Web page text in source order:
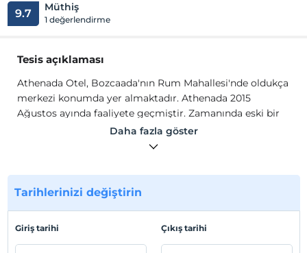
9.7 Müthiş
1 değerlendirme
Tesis açıklaması
Athenada Otel, Bozcaada'nın Rum Mahallesi'nde oldukça
merkezi konumda yer almaktadır. Athenada 2015
Ağustos ayında faaliyete geçmiştir. Zamanında eski bir
Rum evi olan binası, adalı bir aile tarafında baştan sona
renove edilerek 4 odalı bir otel haline getirilmiştir.
resimleri çok etkileyici görünmektedir. Üst katın
odalarında ahşap tavan görünümü korunmuş.
Banyolarda kullanılan seramikler adalı bir seramik
sanatçısı tarafından elle tek tek yapılmıştır. Tüm bunlar
Daha fazla göster
Tarihlerinizi değiştirin
Giriş tarihi Çıkış tarihi